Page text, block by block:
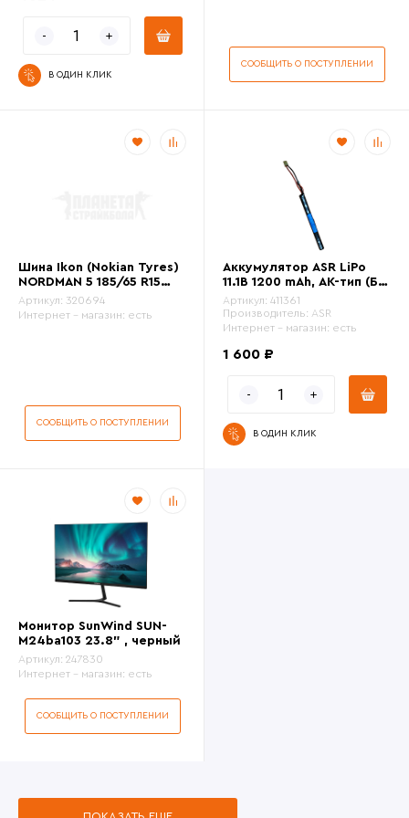
В ОДИН КЛИК
СООБЩИТЬ О ПОСТУПЛЕНИИ
Шина Ikon (Nokian Tyres)
NORDMAN 5 185/65 R15
92T
Артикул: 320694
Интернет - магазин: есть
СООБЩИТЬ О ПОСТУПЛЕНИИ
Аккумулятор ASR LiPo
11.1В 1200 mAh, АК-тип (Б/
У)
Артикул: 411361
Производитель: ASR
Интернет - магазин: есть
1 600 ₽
В ОДИН КЛИК
Монитор SunWind SUN-
M24ba103 23.8" , черный
Артикул: 247830
Интернет - магазин: есть
СООБЩИТЬ О ПОСТУПЛЕНИИ